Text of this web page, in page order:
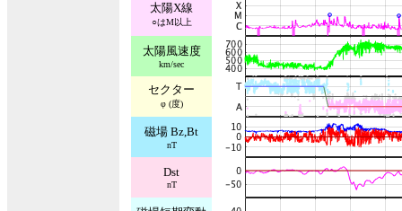
太陽X線
○はM以上
太陽風速度
km/sec
セクター
φ (度)
磁場 Bz,Bt
nT
Dst
nT